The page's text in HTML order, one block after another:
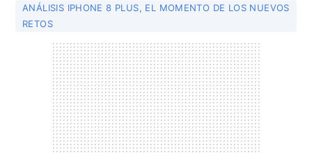
ANÁLISIS IPHONE 8 PLUS, EL MOMENTO DE LOS NUEVOS
RETOS